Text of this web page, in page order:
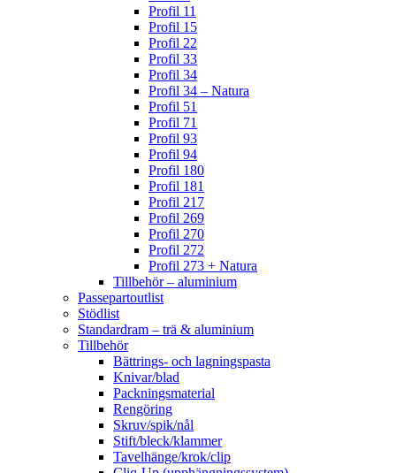
Profil 11
Profil 15
Profil 22
Profil 33
Profil 34
Profil 34 – Natura
Profil 51
Profil 71
Profil 93
Profil 94
Profil 180
Profil 181
Profil 217
Profil 269
Profil 270
Profil 272
Profil 273 + Natura
Tillbehör – aluminium
Passepartoutlist
Stödlist
Standardram – trä & aluminium
Tillbehör
Bättrings- och lagningspasta
Knivar/blad
Packningsmaterial
Rengöring
Skruv/spik/nål
Stift/bleck/klammer
Tavelhänge/krok/clip